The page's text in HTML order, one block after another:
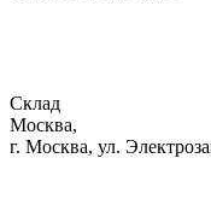
Склад
Москва,
г. Москва, ул.